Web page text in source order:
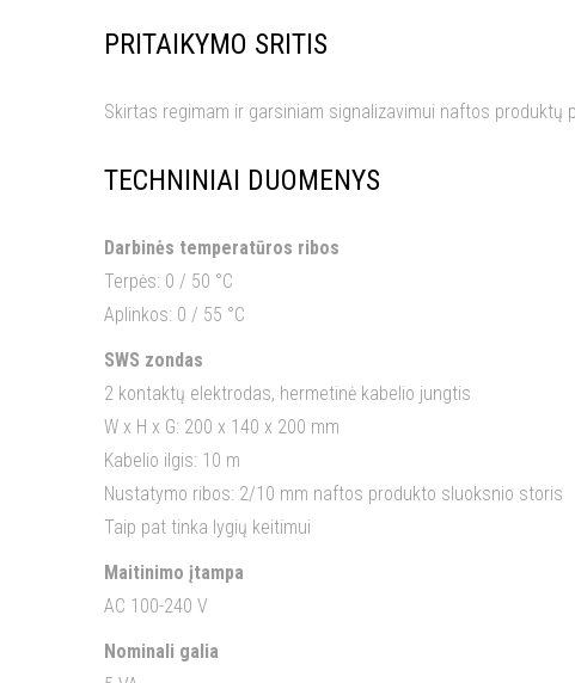
PRITAIKYMO SRITIS
Skirtas regimam ir garsiniam signalizavimui naftos
TECHNINIAI DUOMENYS
Darbinės temperatūros ribos
Terpės: 0 / 50 °C
Aplinkos: 0 / 55 °C
SWS zondas
2 kontaktų elektrodas, hermetinė kabelio jungtis
W x H x G: 200 x 140 x 200 mm
Kabelio ilgis: 10 m
Nustatymo ribos: 2/10 mm naftos produkto sluoksnio storis
Taip pat tinka lygių keitimui
Maitinimo įtampa
AC 100-240 V
Nominali galia